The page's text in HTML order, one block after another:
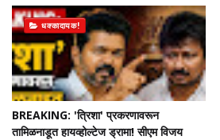
धक्कादायक!
BREAKING: 'त्रिशा' प्रकरणावरून
तामिळनाडूत हायव्होल्टेज ड्रामा! सीएम विजय